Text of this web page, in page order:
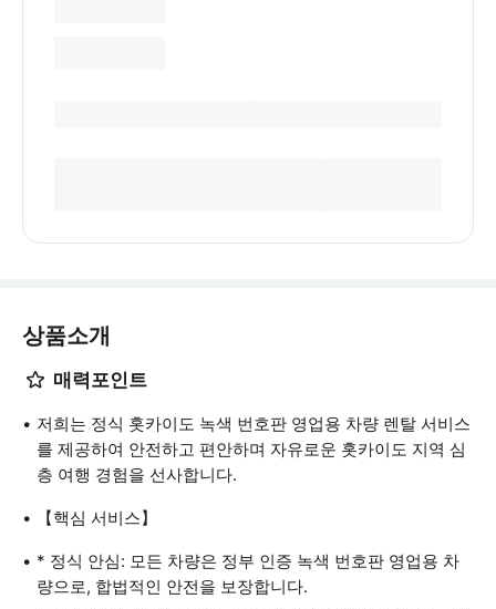
상품소개
매력포인트
저희는 정식 홋카이도 녹색 번호판 영업용 차량 렌탈 서비스
를 제공하여 안전하고 편안하며 자유로운 홋카이도 지역 심
층 여행 경험을 선사합니다.
【핵심 서비스】
* 정식 안심: 모든 차량은 정부 인증 녹색 번호판 영업용 차
량으로, 합법적인 안전을 보장합니다.